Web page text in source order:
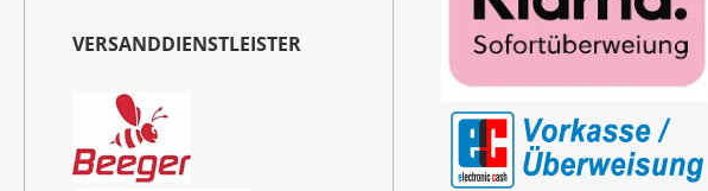
VERSANDDIENSTLEISTER